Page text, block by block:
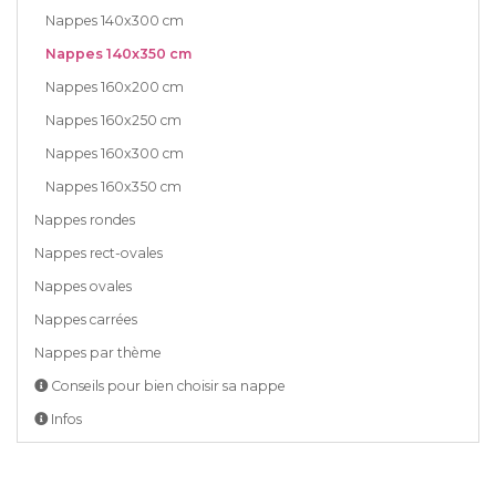
Nappes 140x300 cm
Nappes 140x350 cm
Nappes 160x200 cm
Nappes 160x250 cm
Nappes 160x300 cm
Nappes 160x350 cm
Nappes rondes
Nappes rect-ovales
Nappes ovales
Nappes carrées
Nappes par thème
Conseils pour bien choisir sa nappe
Infos